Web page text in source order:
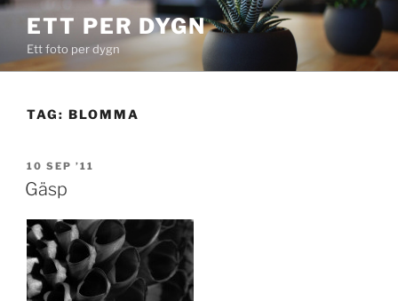
Skip
content
ETT PER DYGN
Ett foto per dygn
TAG: BLOMMA
POSTED
ON
10 SEP ’11
Gäsp